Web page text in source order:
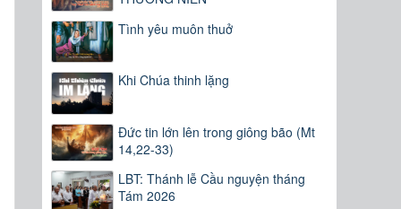
Tình yêu muôn thuở
Khi Chúa thinh lặng
Đức tin lớn lên trong giông bão (Mt
14,22-33)
LBT: Thánh lễ Cầu nguyện tháng
Tám 2026